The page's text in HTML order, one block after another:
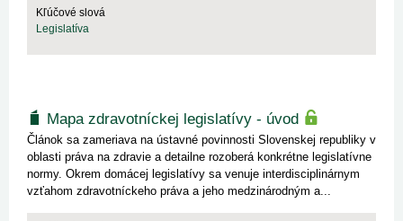
Kľúčové slová
Legislatíva
Mapa zdravotníckej legislatívy - úvod
Článok sa zameriava na ústavné povinnosti Slovenskej republiky v
oblasti práva na zdravie a detailne rozoberá konkrétne legislatívne
normy. Okrem domácej legislatívy sa venuje interdisciplinárnym
vzťahom zdravotníckeho práva a jeho medzinárodným a...